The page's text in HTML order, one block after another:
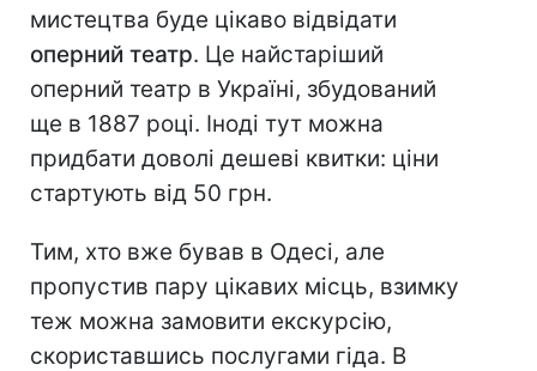
мистецтва буде цікаво відвідати
оперний театр. Це найстаріший
оперний театр в Україні, збудований
ще в 1887 році. Іноді тут можна
придбати доволі дешеві квитки: ціни
стартують від 50 грн.
Тим, хто вже бував в Одесі, але
пропустив пару цікавих місць, взимку
теж можна замовити екскурсію,
скориставшись послугами гіда. В